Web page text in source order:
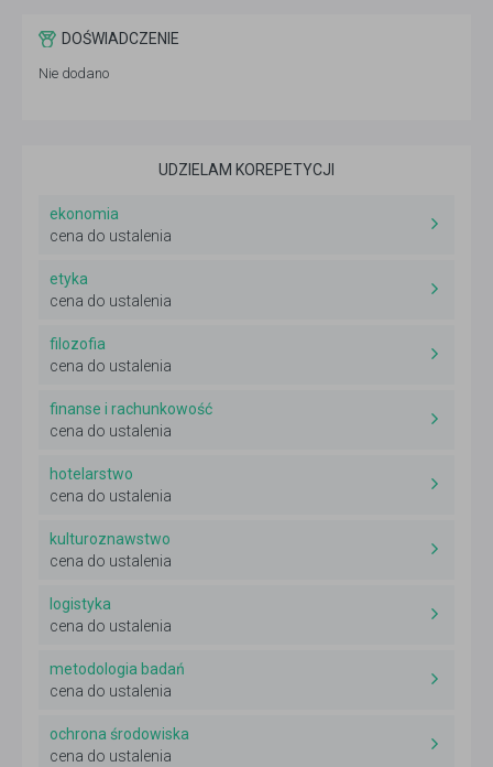
DOŚWIADCZENIE
Nie dodano
UDZIELAM KOREPETYCJI
ekonomia
cena do ustalenia
etyka
cena do ustalenia
filozofia
cena do ustalenia
finanse i rachunkowość
cena do ustalenia
hotelarstwo
cena do ustalenia
kulturoznawstwo
cena do ustalenia
logistyka
cena do ustalenia
metodologia badań
cena do ustalenia
ochrona środowiska
cena do ustalenia